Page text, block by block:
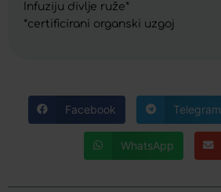
Infuziju divlje ruže*
*certificirani organski uzgoj
Facebook Telegram
WhatsApp